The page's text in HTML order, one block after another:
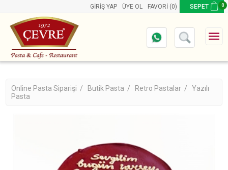
GIRIŞ YAP ÜYE OL FAVORI (0) SEPET 0
Online Pasta Siparişi / Butik Pasta / Retro Pastalar /
Yazılı
Pasta